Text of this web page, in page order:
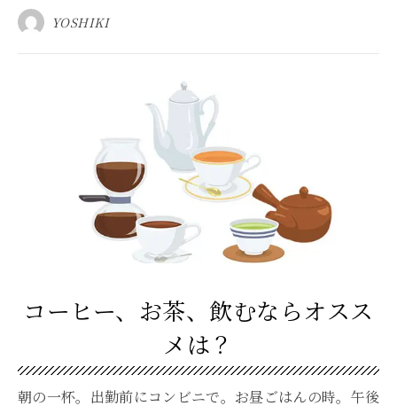
YOSHIKI
コーヒー、お茶、飲むならオスス
メは？
朝の一杯。出勤前にコンビニで。お昼ごはんの時。午後